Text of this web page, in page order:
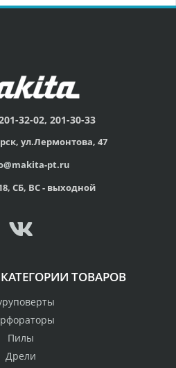
32-02, 201-30-33
ул.Лермонтова, 47
pt.ru
СБ, ВС - выходной
ТОВАРОВ
Пилы
Дрели